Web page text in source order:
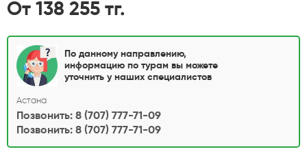
От 138 255 тг.
По данному направлению,
информацию по турам вы можете
уточнить у наших специалистов
Астана
Позвонить: 8 (707) 777-71-09
Позвонить: 8 (707) 777-71-09